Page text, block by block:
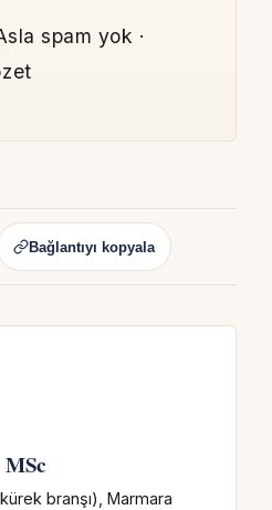
spam yok ·
Bağlantıyı kopyala
branşı), Marmara